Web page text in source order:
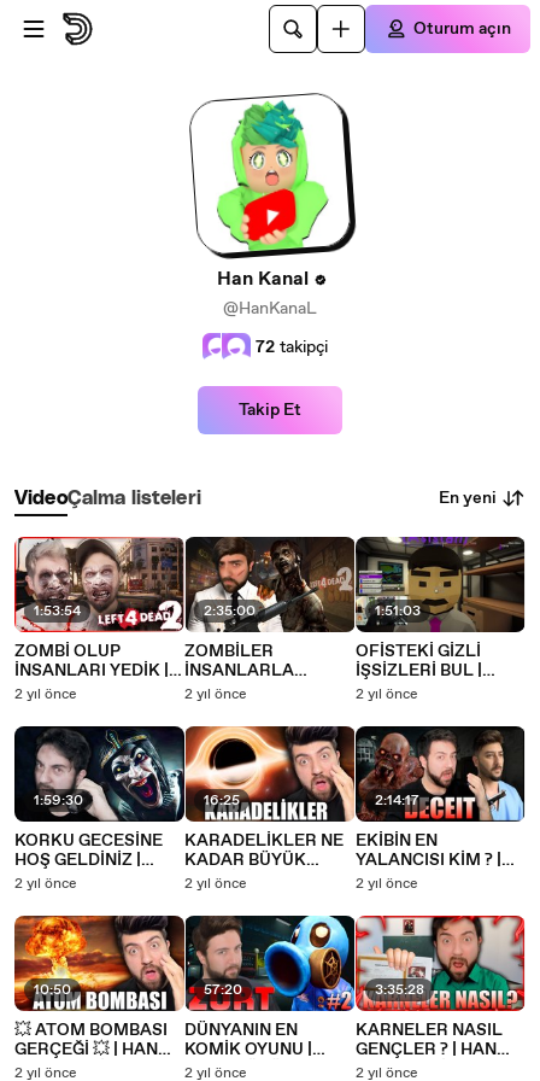
Ana içeriğe atla
Oturum açın
Han Kanal
@HanKanaL
72 takipçi
Takip Et
VideoÇalma listeleri En yeni
1:53:54
ZOMBİ OLUP
İNSANLARI YEDİK |
LEFT 4 DEAD 2 | HAN
2 yıl önce
1:59:30
KORKU GECESİNE
HOŞ GELDİNİZ |
AMENTİ | HAN
2 yıl önce
10:50
💥 ATOM BOMBASI
GERÇEĞİ 💥 | HAN
KANAL EKİP
2 yıl önce
2:35:00
ZOMBİLER
İNSANLARLA
SAVAŞIYOR | LEFT 4
KANAL EKİP
2 yıl önce
16:25
KARADELİKLER NE
KADAR BÜYÜK
OLABİLİR ? | HAN
İZLİYOR
2 yıl önce
57:20
DÜNYANIN EN
KOMİK OYUNU |
ZORT BÖLÜM 2
2 yıl önce
1:51:03
OFİSTEKİ GİZLİ
İŞSİZLERİ BUL |
DALE AND DAWSON
2 yıl önce
2:14:17
EKİBİN EN
YALANCISI KİM ? |
DECEIT TÜRKÇE |
2 yıl önce
3:35:28
KARNELER NASIL
GENÇLER ? | HAN
KANAL EKİP
2 yıl önce